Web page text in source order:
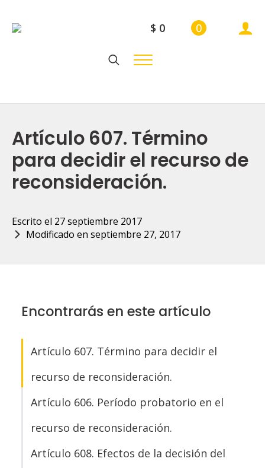
$ 0 0
Artículo 607. Término
para decidir el recurso de
reconsideración.
Escrito el 27 septiembre 2017
Modificado en septiembre 27, 2017
Encontrarás en este artículo
Artículo 607. Término para decidir el
recurso de reconsideración.
Artículo 606. Período probatorio en el
recurso de reconsideración.
Artículo 608. Efectos de la decisión del